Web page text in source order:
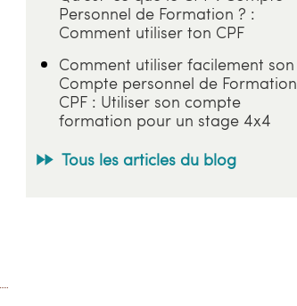
Personnel de Formation ? :
Comment utiliser ton CPF
Comment utiliser facilement son
Compte personnel de Formation
CPF : Utiliser son compte
formation pour un stage 4x4
Tous les articles du blog